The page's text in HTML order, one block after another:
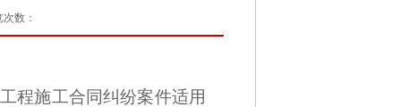
数：
程施工合同纠纷案件适用